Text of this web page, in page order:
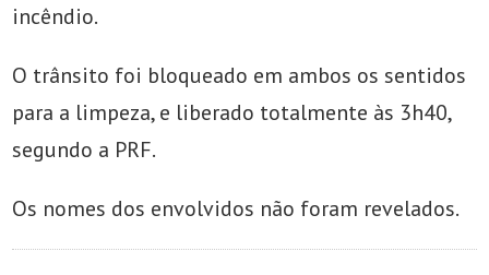
incêndio.
O trânsito foi bloqueado em ambos os sentidos
para a limpeza, e liberado totalmente às 3h40,
segundo a PRF.
Os nomes dos envolvidos não foram revelados.